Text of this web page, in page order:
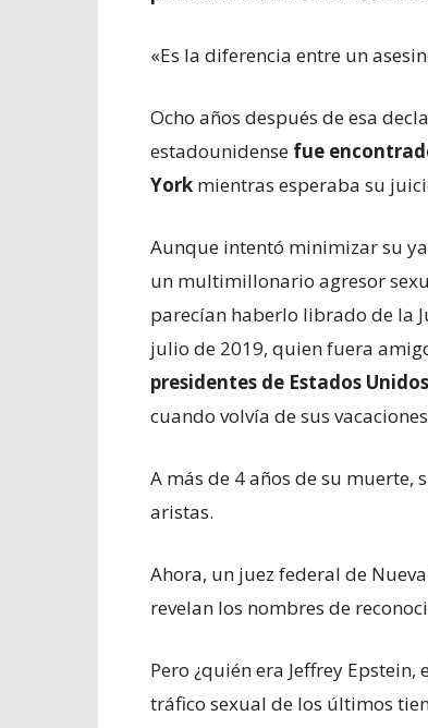
«Es la diferencia entre un
Ocho años después de esa
estadounidense fue
York mientras esperaba su
Aunque intentó minimizar su
un multimillonario agresor
parecían haberlo librado de la
julio de 2019, quien fuera
presidentes de Estados
cuando volvía de sus
A más de 4 años de su muerte,
aristas.
Ahora, un juez federal de
revelan los nombres de
Pero ¿quién era Jeffrey
tráfico sexual de los últimos